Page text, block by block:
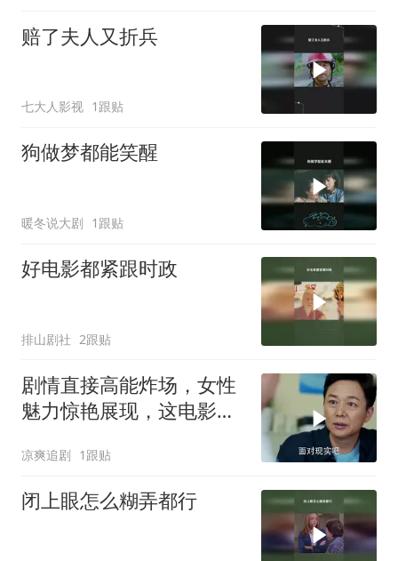
赔了夫人又折兵
七大人影视 1跟贴
狗做梦都能笑醒
暖冬说大剧 1跟贴
好电影都紧跟时政
排山剧社 2跟贴
剧情直接高能炸场，女性
魅力惊艳展现，这电影堪
凉爽追剧 1跟贴
闭上眼怎么糊弄都行